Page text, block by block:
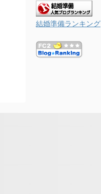
結婚準備ランキング